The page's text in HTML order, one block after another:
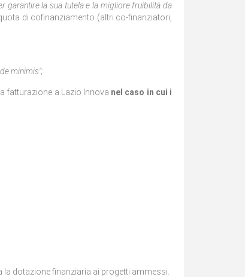
garantire la sua tutela e la migliore fruibilità da
di cofinanziamento (altri co-finanziatori,
minimis";
fatturazione a Lazio Innova nel caso in cui i
dotazione finanziaria ai progetti ammessi.